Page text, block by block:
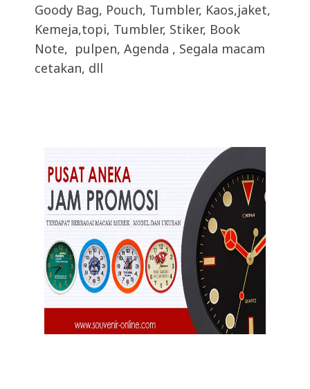
Goody Bag, Pouch, Tumbler, Kaos,jaket,
Kemeja,topi, Tumbler, Stiker, Book
Note, pulpen, Agenda , Segala macam
cetakan, dll